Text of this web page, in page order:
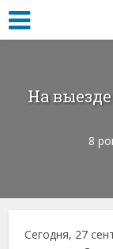
На
8
Сегодня, 27